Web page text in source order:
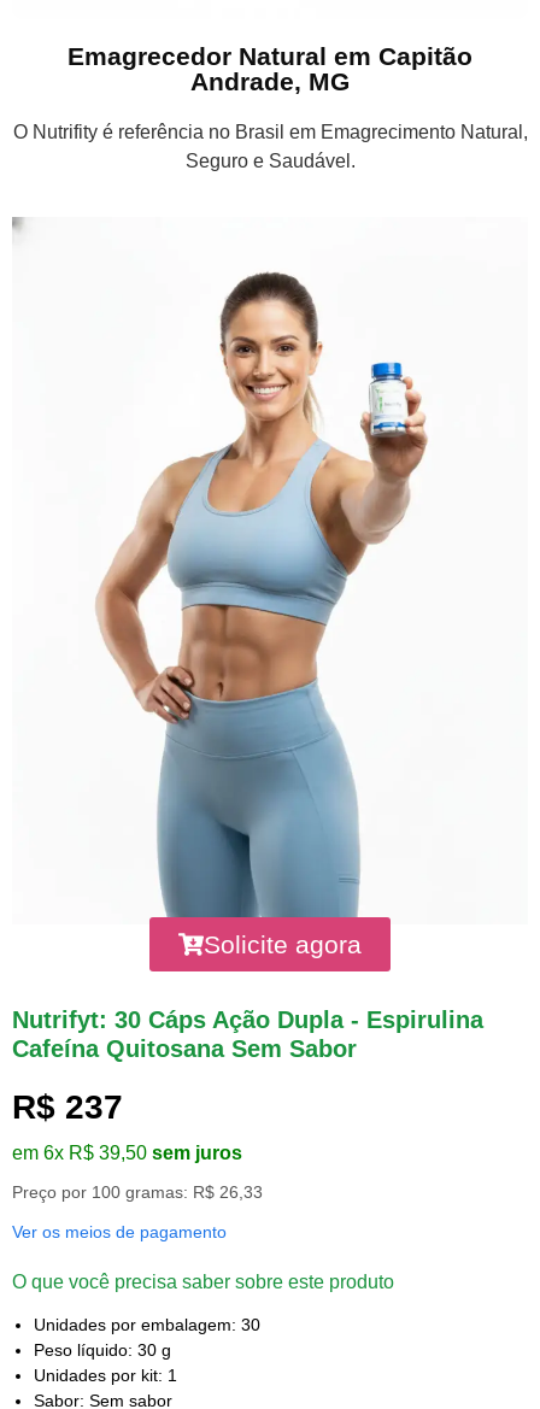
Emagrecedor Natural em Capitão
Andrade, MG
O Nutrifity é referência no Brasil em Emagrecimento Natural,
Seguro e Saudável.
Solicite agora
Nutrifyt: 30 Cáps Ação Dupla - Espirulina
Cafeína Quitosana Sem Sabor
R$ 237
em 6x R$ 39,50 sem juros
Preço por 100 gramas: R$ 26,33
Ver os meios de pagamento
O que você precisa saber sobre este produto
Unidades por embalagem: 30
Peso líquido: 30 g
Unidades por kit: 1
Sabor: Sem sabor